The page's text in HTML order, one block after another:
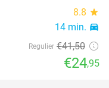
8.8 star
14 min. directions_car
Regulier €41,50
€24,95